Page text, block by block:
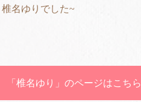
椎名ゆりでした~
「椎名ゆり」のページはこちら